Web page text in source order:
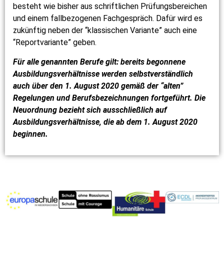
besteht wie bisher aus schriftlichen Prüfungsbereichen
und einem fallbezogenen Fachgespräch. Dafür wird es
zukünftig neben der “klassischen Variante” auch eine
“Reportvariante” geben.
Für alle genannten Berufe gilt: bereits begonnene
Ausbildungsverhältnisse werden selbstverständlich
auch über den 1. August 2020 gemäß der “alten”
Regelungen und Berufsbezeichnungen fortgeführt. Die
Neuordnung bezieht sich ausschließlich auf
Ausbildungsverhältnisse, die ab dem 1. August 2020
beginnen.